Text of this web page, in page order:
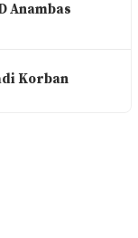
Anambas
Korban